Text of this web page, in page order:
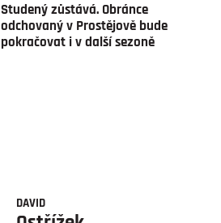
Studený zůstává. Obránce
odchovaný v Prostějově bude
pokračovat i v další sezoně
DAVID